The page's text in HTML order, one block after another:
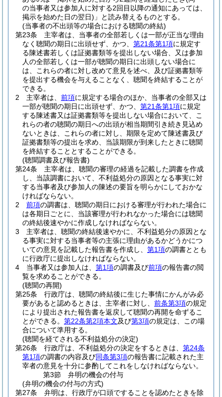
の当事者又は参加人に対する2回目以降の通知にあっては、
掲示を始めた日の翌日) 」と読み替えるものとする。
(当事者の不出頭等の場合における聴聞の終結)
第23条
主宰者は、当事者の全部若しくは一部が正当な理由
なく聴聞の期日に出頭せず、かつ、 第21条第1項に規定す
る陳述書若しくは証拠書類等を提出しない場合、又は参加
人の全部若しくは一部が聴聞の期日に出頭しない場合に
は、これらの者に対し改めて意見を述べ、及び証拠書類等
を提出する機会を与えることなく、聴聞を終結することが
できる。
2
主宰者は、 前項に規定する場合のほか、当事者の全部又は
一部が聴聞の期日に出頭せず、かつ、 第21条第1項に規定
する陳述書又は証拠書類等を提出しない場合において、こ
れらの者の聴聞の期日への出頭が相当期間引き続き見込め
ないときは、これらの者に対し、期限を定めて陳述書及び
証拠書類等の提出を求め、当該期限が到来したときに聴聞
を終結することとすることができる。
(聴聞調書及び報告書)
第24条
主宰者は、聴聞の審理の経過を記載した調書を作成
し、当該調書において、不利益処分の原因となる事実に対
する当事者及び参加人の陳述の要旨を明らかにしておかな
ければならない。
2
前項の調書は、聴聞の期日における審理が行われた場合に
は各期日ごとに、当該審理が行われなかった場合には聴聞
の終結後速やかに作成しなければならない。
3
主宰者は、聴聞の終結後速やかに、不利益処分の原因とな
る事実に対する当事者等の主張に理由があるかどうかにつ
いての意見を記載した報告書を作成し、 第1項の調書ととも
に行政庁に提出しなければならない。
4
当事者又は参加人は、 第1項の調書及び前項の報告書の閲
覧を求めることができる。
(聴聞の再開)
第25条
行政庁は、聴聞の終結後に生じた事情にかんがみ必
要があると認めるときは、主宰者に対し、 前条第3項の規定
により提出された報告書を返戻して聴聞の再開を命ずるこ
とができる。 第22条第2項本文及び第3項の規定は、この場
合について準用する。
(聴聞を経てされる不利益処分の決定)
第26条
行政庁は、不利益処分の決定をするときは、 第24条
第1項の調書の内容及び同条第3項の報告書に記載された主
宰者の意見を十分に参酌してこれをしなければならない。
第3節
弁明の機会の付与
(弁明の機会の付与の方式)
第27条
弁明は、行政庁が口頭ですることを認めたときを除